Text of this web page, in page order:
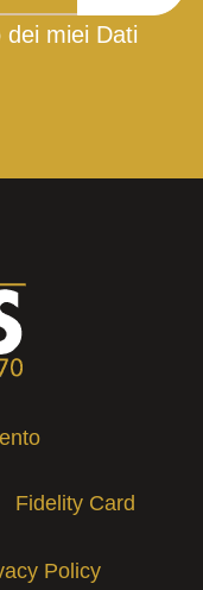
miei Dati
Fidelity Card
Policy